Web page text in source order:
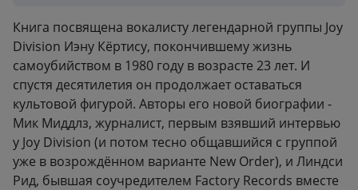
Книга посвящена вокалисту легендарной группы Joy
Division Иэну Кёртису, покончившему жизнь
самоубийством в 1980 году в возрасте 23 лет. И
спустя десятилетия он продолжает оставаться
культовой фигурой. Авторы его новой биографии -
Мик Миддлз, журналист, первым взявший интервью
у Joy Division (и потом тесно общавшийся с группой
уже в возрождённом варианте New Order), и Линдси
Рид, бывшая соучредителем Factory Records вместе